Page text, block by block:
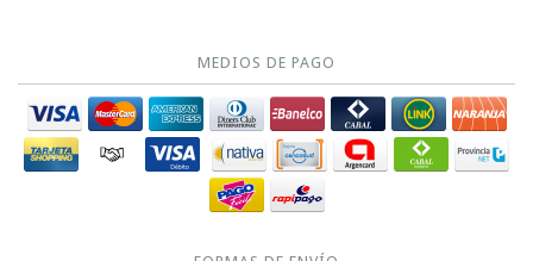
MEDIOS DE PAGO